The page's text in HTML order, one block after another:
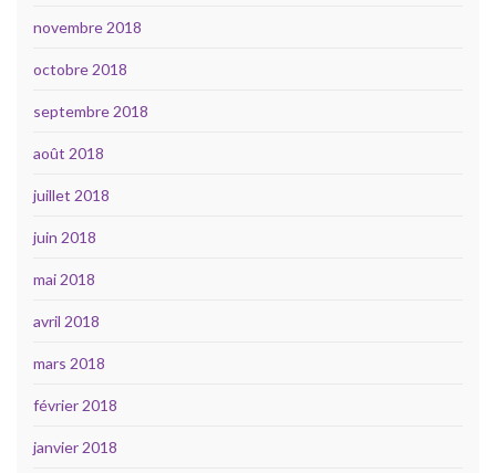
novembre 2018
octobre 2018
septembre 2018
août 2018
juillet 2018
juin 2018
mai 2018
avril 2018
mars 2018
février 2018
janvier 2018